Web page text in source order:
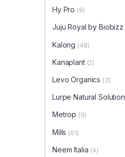
Hy Pro (8)
Juju Royal by Biobizz
Kalong (48)
Kanaplant (2)
Levo Organics (3)
Lurpe Natural Solution
Metrop (9)
Mills (61)
Neem Italia (4)